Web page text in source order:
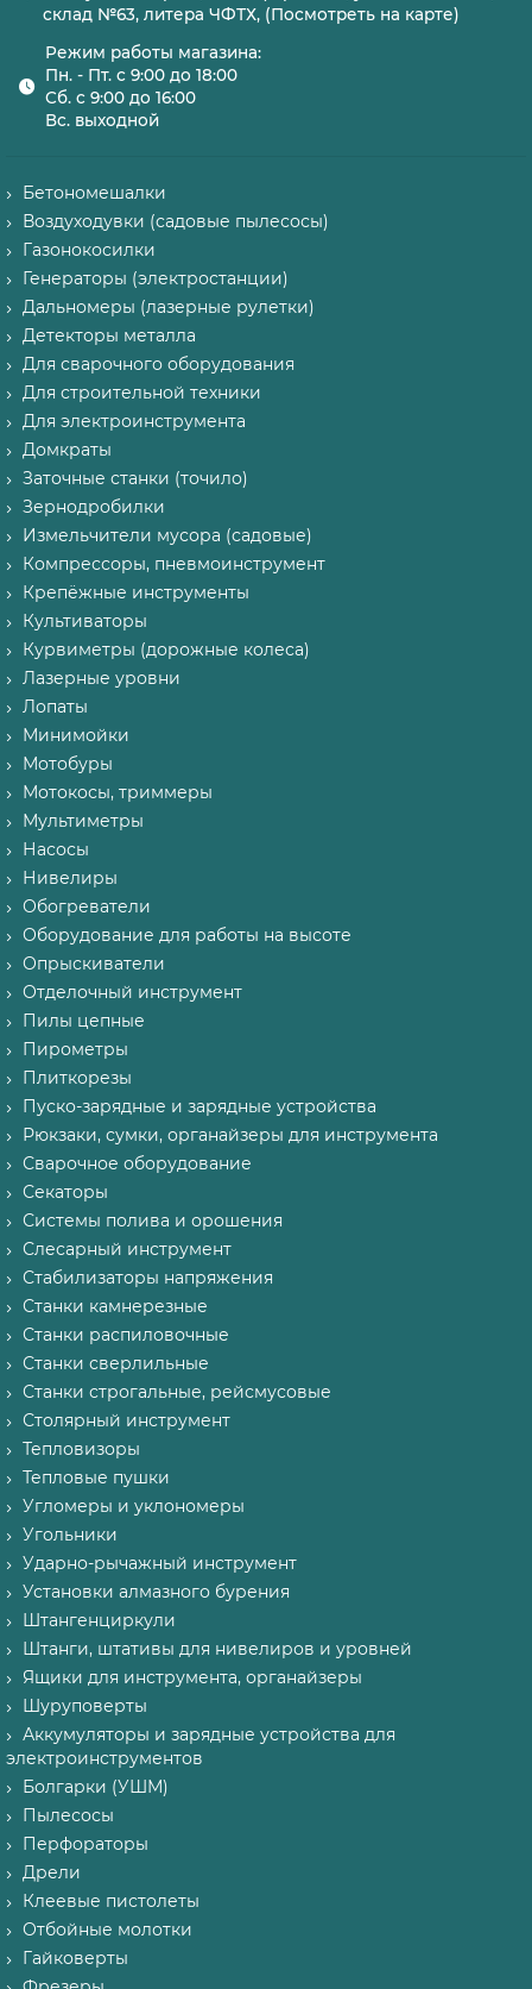
склад №63, литера ЧФТХ, (Посмотреть на карте)
Режим работы магазина:
Пн. - Пт. с 9:00 до 18:00
Сб. с 9:00 до 16:00
Вс. выходной
Бетономешалки
Воздуходувки (садовые пылесосы)
Газонокосилки
Генераторы (электростанции)
Дальномеры (лазерные рулетки)
Детекторы металла
Для сварочного оборудования
Для строительной техники
Для электроинструмента
Домкраты
Заточные станки (точило)
Зернодробилки
Измельчители мусора (садовые)
Компрессоры, пневмоинструмент
Крепёжные инструменты
Культиваторы
Курвиметры (дорожные колеса)
Лазерные уровни
Лопаты
Минимойки
Мотобуры
Мотокосы, триммеры
Мультиметры
Насосы
Нивелиры
Обогреватели
Оборудование для работы на высоте
Опрыскиватели
Отделочный инструмент
Пилы цепные
Пирометры
Плиткорезы
Пуско-зарядные и зарядные устройства
Рюкзаки, сумки, органайзеры для инструмента
Сварочное оборудование
Секаторы
Системы полива и орошения
Слесарный инструмент
Стабилизаторы напряжения
Станки камнерезные
Станки распиловочные
Станки сверлильные
Станки строгальные, рейсмусовые
Столярный инструмент
Тепловизоры
Тепловые пушки
Угломеры и уклономеры
Угольники
Ударно-рычажный инструмент
Установки алмазного бурения
Штангенциркули
Штанги, штативы для нивелиров и уровней
Ящики для инструмента, органайзеры
Шуруповерты
Аккумуляторы и зарядные устройства для
электроинструментов
Болгарки (УШМ)
Пылесосы
Перфораторы
Дрели
Клеевые пистолеты
Отбойные молотки
Гайковерты